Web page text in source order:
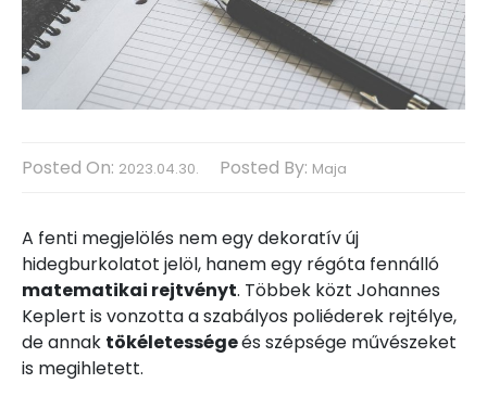
Posted On: 2023.04.30. Posted By: Maja
A fenti megjelölés nem egy dekoratív új
hidegburkolatot jelöl, hanem egy régóta fennálló
matematikai rejtvényt. Többek közt Johannes
Keplert is vonzotta a szabályos poliéderek rejtélye,
de annak tökéletességeés szépsége művészeket
is megihletett.